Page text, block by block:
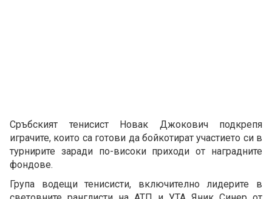
Сръбският тенисист Новак Джокович подкрепя
играчите, които са готови да бойкотират участието си в
турнирите заради по-високи приходи от наградните
фондове.
Група водещи тенисисти, включително лидерите в